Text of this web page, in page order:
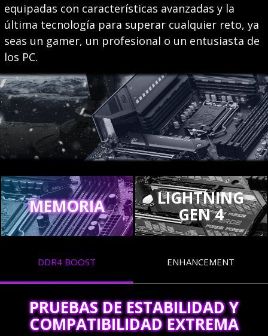
equipadas con características avanzadas y la
última tecnología para superar cualquier reto, ya
seas un gamer, un profesional o un entusiasta de
los PC.
MEMORIA LIGHTNING
GEN 4
DDR4 BOOST ENHANCEMENT
PRUEBAS DE ESTABILIDAD Y
COMPATIBILIDAD EXTREMA